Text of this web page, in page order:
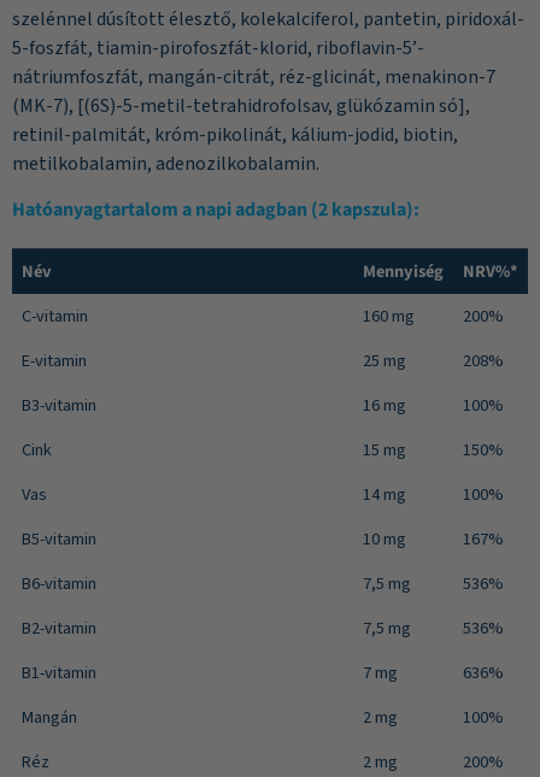
szelénnel dúsított élesztő, kolekalciferol, pantetin, piridoxál-
5-foszfát, tiamin-pirofoszfát-klorid, riboflavin-5’-
nátriumfoszfát, mangán-citrát, réz-glicinát, menakinon-7
(MK-7), [(6S)-5-metil-tetrahidrofolsav, glükózamin só],
retinil-palmitát, króm-pikolinát, kálium-jodid, biotin,
metilkobalamin, adenozilkobalamin.
Hatóanyagtartalom a napi adagban (2 kapszula):
Név Mennyiség
NRV%*
C-vitamin
160 mg
200%
E-vitamin
25 mg
208%
B3-vitamin
16 mg
100%
Cink
15 mg
150%
Vas
14 mg
100%
B5-vitamin
10 mg
167%
B6-vitamin
7,5 mg
536%
B2-vitamin
7,5 mg
536%
B1-vitamin
7 mg
636%
Mangán
2 mg
100%
Réz
2 mg
200%